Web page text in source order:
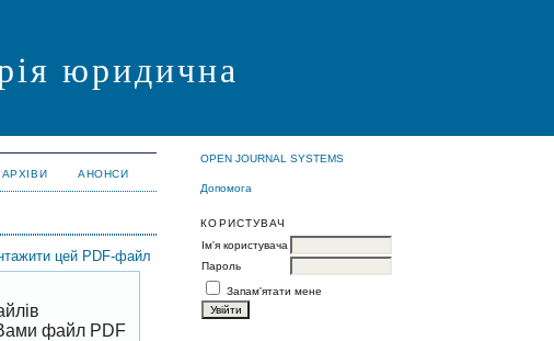
юридична
OPEN JOURNAL SYSTEMS
Допомога
КОРИСТУВАЧ
Ім'я користувача
Пароль
Запам'ятати мене
АРХІВИ АНОНСИ
цей PDF-файл
файл PDF